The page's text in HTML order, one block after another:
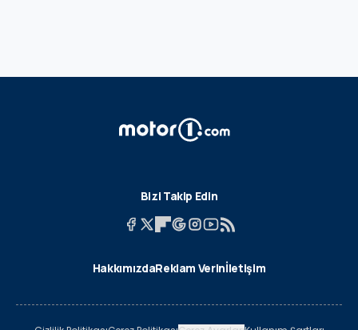
Bizi Takip Edin
HakkımızdaReklam Verinİletişim